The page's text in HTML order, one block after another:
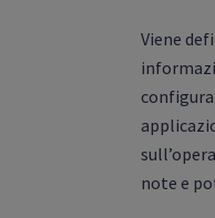
Viene
note e